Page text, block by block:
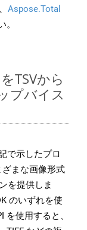
Aspose.Total
TSVから
プバイス
で示したプロ
まな画像形式
を提供しま
のいずれを使
使用すると、